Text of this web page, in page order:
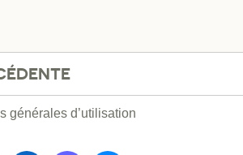
générales d’utilisation